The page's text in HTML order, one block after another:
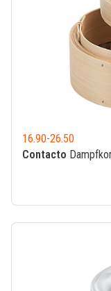
16.90-26.50
Contacto